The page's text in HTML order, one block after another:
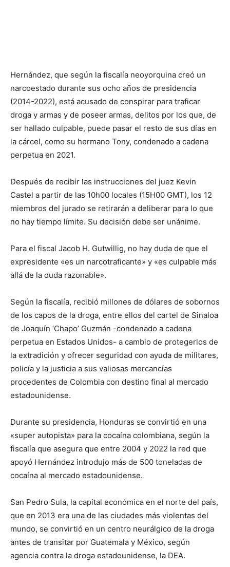
Hernández, que según la fiscalía neoyorquina creó un
narcoestado durante sus ocho años de presidencia
(2014-2022), está acusado de conspirar para traficar
droga y armas y de poseer armas, delitos por los que, de
ser hallado culpable, puede pasar el resto de sus días en
la cárcel, como su hermano Tony, condenado a cadena
perpetua en 2021.
Después de recibir las instrucciones del juez Kevin
Castel a partir de las 10h00 locales (15H00 GMT), los 12
miembros del jurado se retirarán a deliberar para lo que
no hay tiempo límite. Su decisión debe ser unánime.
Para el fiscal Jacob H. Gutwillig, no hay duda de que el
expresidente «es un narcotraficante» y «es culpable más
allá de la duda razonable».
Según la fiscalía, recibió millones de dólares de sobornos
de los capos de la droga, entre ellos del cartel de Sinaloa
de Joaquín ‘Chapo’ Guzmán -condenado a cadena
perpetua en Estados Unidos- a cambio de protegerlos de
la extradición y ofrecer seguridad con ayuda de militares,
policía y la justicia a sus valiosas mercancías
procedentes de Colombia con destino final al mercado
estadounidense.
Durante su presidencia, Honduras se convirtió en una
«super autopista» para la cocaína colombiana, según la
fiscalía que asegura que entre 2004 y 2022 la red que
apoyó Hernández introdujo más de 500 toneladas de
cocaína al mercado estadounidense.
San Pedro Sula, la capital económica en el norte del país,
que en 2013 era una de las ciudades más violentas del
mundo, se convirtió en un centro neurálgico de la droga
antes de transitar por Guatemala y México, según
agencia contra la droga estadounidense, la DEA.